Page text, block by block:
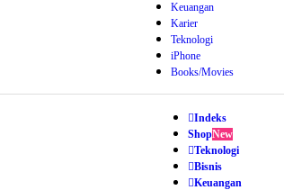
Keuangan
Karier
Teknologi
iPhone
Books/Movies
Indeks
ShopNew
Teknologi
Bisnis
Keuangan